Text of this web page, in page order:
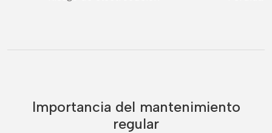
Importancia del mantenimiento
regular